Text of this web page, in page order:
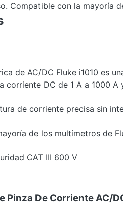
Compatible con la mayoría
de AC/DC Fluke i1010 es
corriente DC de 1 A a 1000
de corriente precisa sin
de los multímetros de
CAT III 600 V
Pinza De Corriente AC/